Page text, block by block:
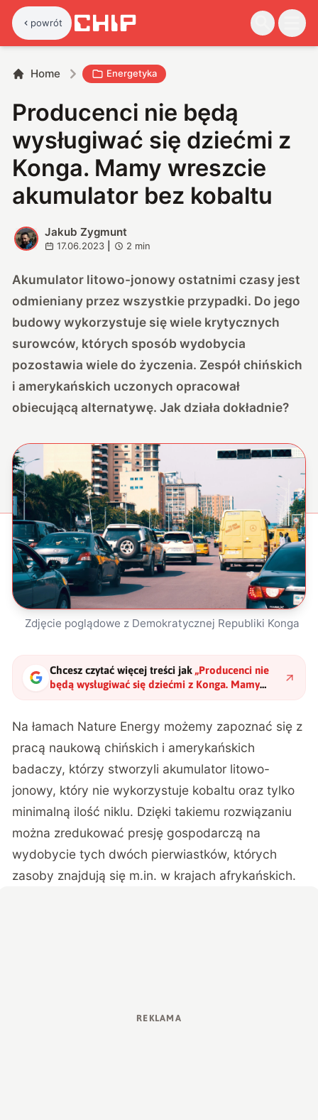
powrót
Home Energetyka
Producenci nie będą
wysługiwać się dziećmi z
Konga. Mamy wreszcie
akumulator bez kobaltu
J
Jakub Zygmunt
17.06.2023 2 min
Akumulator litowo-jonowy ostatnimi czasy jest
odmieniany przez wszystkie przypadki. Do jego
budowy wykorzystuje się wiele krytycznych
surowców, których sposób wydobycia
pozostawia wiele do życzenia. Zespół chińskich
i amerykańskich uczonych opracował
obiecującą alternatywę. Jak działa dokładnie?
Zdjęcie poglądowe z Demokratycznej Republiki Konga
Chcesz czytać więcej treści jak „Producenci nie
będą wysługiwać się dziećmi z Konga. Mamy
wreszcie akumulator bez kobaltu"?
Na łamach Nature Energy możemy zapoznać się z
pracą naukową chińskich i amerykańskich
badaczy, którzy stworzyli akumulator litowo-
jonowy, który nie wykorzystuje kobaltu oraz tylko
minimalną ilość niklu. Dzięki takiemu rozwiązaniu
można zredukować presję gospodarczą na
wydobycie tych dwóch pierwiastków, których
zasoby znajdują się m.in. w krajach afrykańskich.